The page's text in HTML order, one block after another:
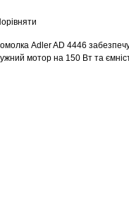
Adler AD 4446
мотор на 150 Вт та